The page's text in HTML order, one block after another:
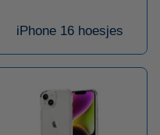
iPhone 16 hoesjes